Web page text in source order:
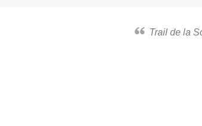
Trail de la